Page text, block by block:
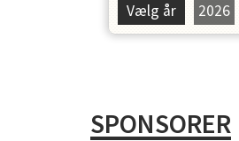
Vælg år 2026
SPONSORER